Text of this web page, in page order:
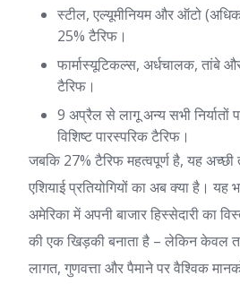
स्टील, एल्यूमीनियम और ऑटो
25% टैरिफ।
फार्मास्यूटिकल्स, अर्धचालक, तांबे
टैरिफ।
9 अप्रैल से लागू अन्य सभी
विशिष्ट पारस्परिक टैरिफ।
जबकि 27% टैरिफ महत्वपूर्ण है, यह
एशियाई प्रतियोगियों का अब क्या है। यह
अमेरिका में अपनी बाजार हिस्सेदारी का
की एक खिड़की बनाता है – लेकिन केवल
लागत, गुणवत्ता और पैमाने पर वैश्विक